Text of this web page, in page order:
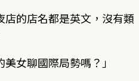
店的店名都是英文，沒有類
女聊國際局勢嗎？」